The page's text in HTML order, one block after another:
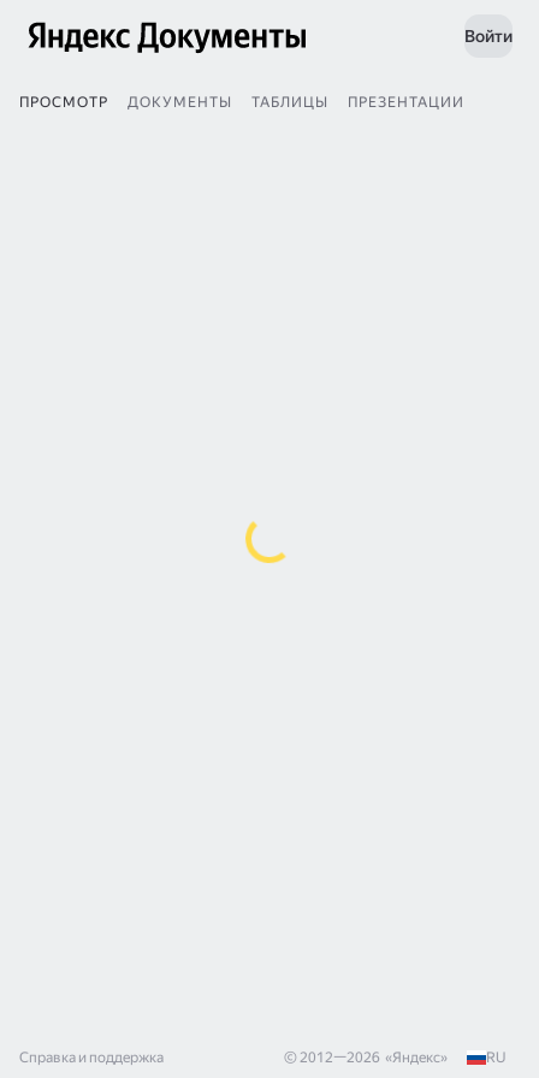
Войти
ПРОСМОТР ДОКУМЕНТЫ ТАБЛИЦЫ ПРЕЗЕНТАЦИИ
Справка и поддержка © 2012—2026 «Яндекс» RU